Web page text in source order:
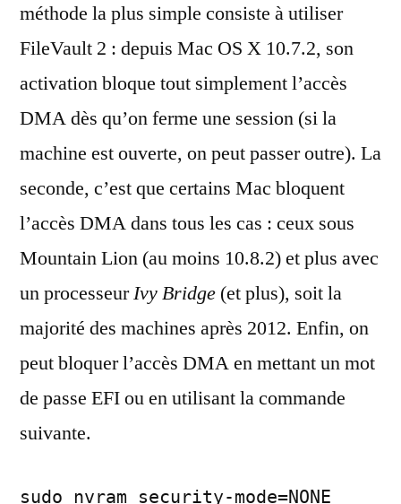
méthode la plus simple consiste à utiliser
FileVault 2 : depuis Mac OS X 10.7.2, son
activation bloque tout simplement l’accès
DMA dès qu’on ferme une session (si la
machine est ouverte, on peut passer outre). La
seconde, c’est que certains Mac bloquent
l’accès DMA dans tous les cas : ceux sous
Mountain Lion (au moins 10.8.2) et plus avec
un processeurIvy Bridge (et plus), soit la
majorité des machines après 2012. Enfin, on
peut bloquer l’accès DMA en mettant un mot
de passe EFI ou en utilisant la commande
suivante.
sudo nvram security-mode=NONE